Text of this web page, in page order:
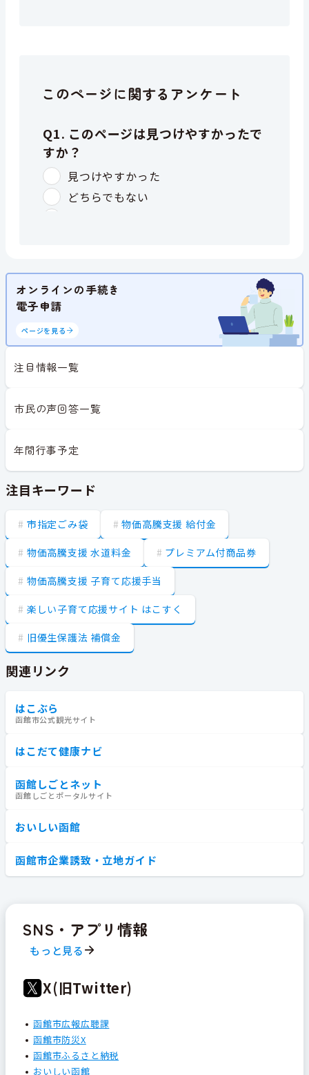
このページに関するアンケート
オンラインの手続き
電子申請
ページを見る
注目情報一覧
市民の声回答一覧
年間行事予定
注目キーワード
市指定ごみ袋 物価高騰支援 給付金
物価高騰支援 水道料金 プレミアム付商品券
物価高騰支援 子育て応援手当
楽しい子育て応援サイト はこすく
旧優生保護法 補償金
関連リンク
はこぶら
函館市公式観光サイト
はこだて健康ナビ
函館しごとネット
函館しごとポータルサイト
おいしい函館
函館市企業誘致・立地ガイド
SNS・アプリ情報
もっと見る
X(旧Twitter)
函館市広報広聴課
函館市防災X
函館市ふるさと納税
おいしい函館